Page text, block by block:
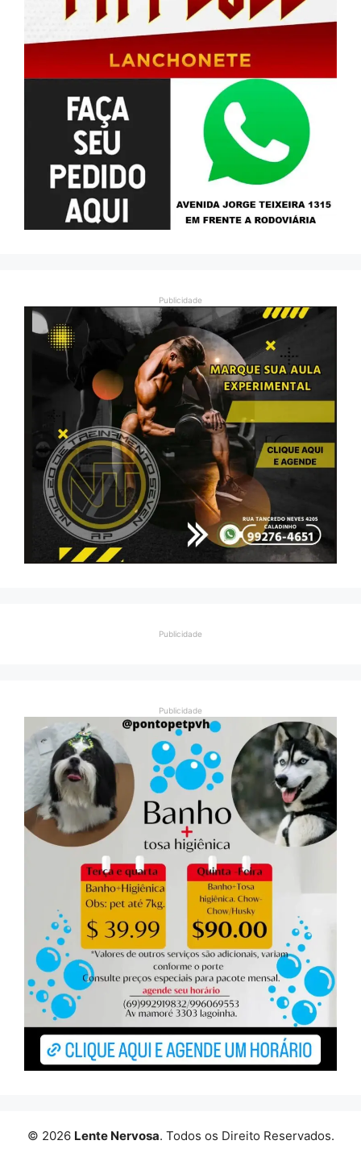
Publicidade
Publicidade
Publicidade
© 2026 Lente Nervosa. Todos os Direito Reservados.